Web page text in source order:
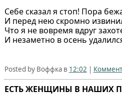
Себе сказал я стоп! Пора
И перед нею скромно
Что я не вовремя вдруг
И незаметно в осень
Posted by Воффка в 12:02 |
ЕСТЬ ЖЕНЩИНЫ В НАШИХ